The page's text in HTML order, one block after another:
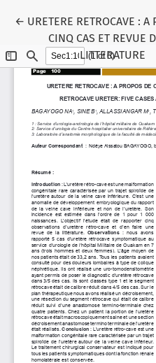
← Retourner aux
URETERE RETROCAVE : A
CINQ CAS ET REVUE
LITTERATURE